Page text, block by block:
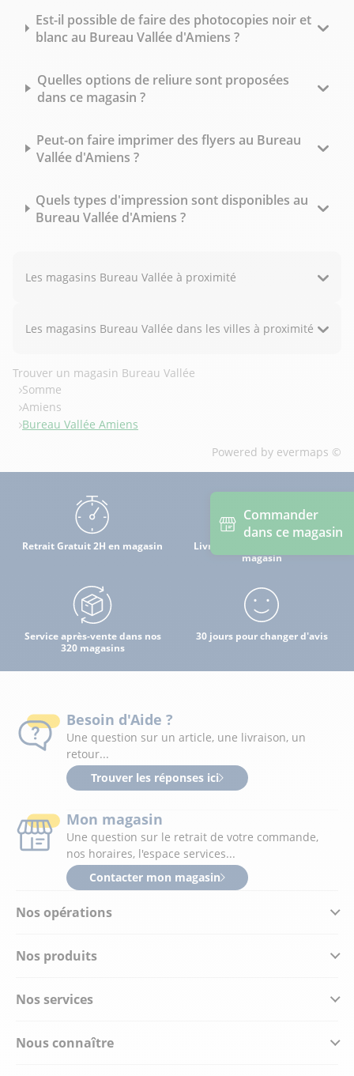
Commander
dans ce magasin
Est-il possible de faire des photocopies noir et
blanc au Bureau Vallée d'Amiens ?
Quelles options de reliure sont proposées
dans ce magasin ?
Peut-on faire imprimer des flyers au Bureau
Vallée d'Amiens ?
Quels types d'impression sont disponibles au
Bureau Vallée d'Amiens ?
Les magasins Bureau Vallée à proximité
Les magasins Bureau Vallée dans les villes à proximité
Trouver un magasin Bureau Vallée
Somme
Amiens
Bureau Vallée Amiens
Powered by evermaps ©
Retrait Gratuit 2H en magasin
Livraison à domicile par mon
magasin
Service après-vente dans nos
320 magasins
30 jours pour changer d'avis
Nos opérations
Nos produits
Nos services
Nous connaître
Besoin d'Aide ?
Une question sur un article, une livraison, un
retour...
Trouver les réponses ici
Mon magasin
Une question sur le retrait de votre commande,
nos horaires, l'espace services...
Contacter mon magasin